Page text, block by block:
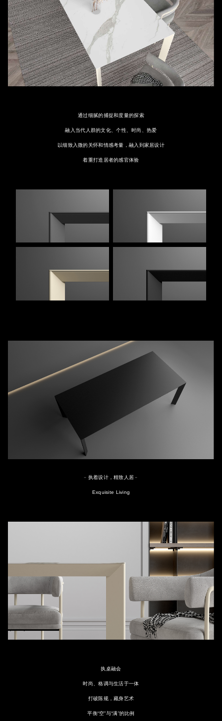
通过细腻的捕捉和度量的探索
融入当代人群的文化、个性、时尚、热爱
以细致入微的关怀和情感考量，融入到家居设计
着重打造居者的感官体验
﹣执着设计，精致人居﹣
Exquisite Living
执桌融会
时尚、格调与生活于一体
打破陈规，藏身艺术
平衡“空”与“满”的比例